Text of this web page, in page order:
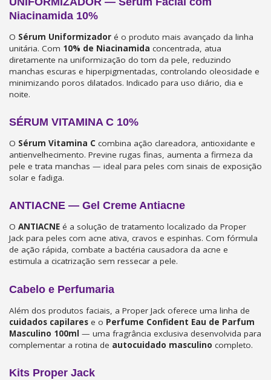
Niacinamida 10%
O Sérum Uniformizador é o produto mais avançado da linha
unitária. Com 10% de Niacinamida concentrada, atua
diretamente na uniformização do tom da pele, reduzindo
manchas escuras e hiperpigmentadas, controlando oleosidade e
minimizando poros dilatados. Indicado para uso diário, dia e
noite.
SÉRUM VITAMINA C 10%
O Sérum Vitamina C combina ação clareadora, antioxidante e
antienvelhecimento. Previne rugas finas, aumenta a firmeza da
pele e trata manchas — ideal para peles com sinais de exposição
solar e fadiga.
ANTIACNE — Gel Creme Antiacne
O ANTIACNE é a solução de tratamento localizado da Proper
Jack para peles com acne ativa, cravos e espinhas. Com fórmula
de ação rápida, combate a bactéria causadora da acne e
estimula a cicatrização sem ressecar a pele.
Cabelo e Perfumaria
Além dos produtos faciais, a Proper Jack oferece uma linha de
cuidados capilares e o Perfume Confident Eau de Parfum
Masculino 100ml — uma fragrância exclusiva desenvolvida para
complementar a rotina de autocuidado masculino completo.
Kits Proper Jack